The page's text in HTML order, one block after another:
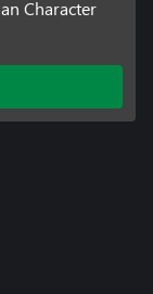
Character